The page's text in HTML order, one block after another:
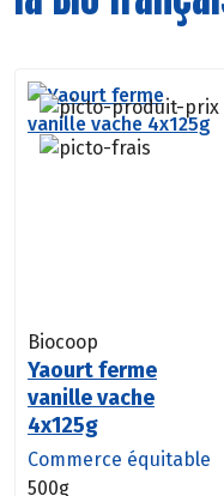
Biocoop
Yaourt ferme
vanille vache
4x125g
Commerce équitable
500g